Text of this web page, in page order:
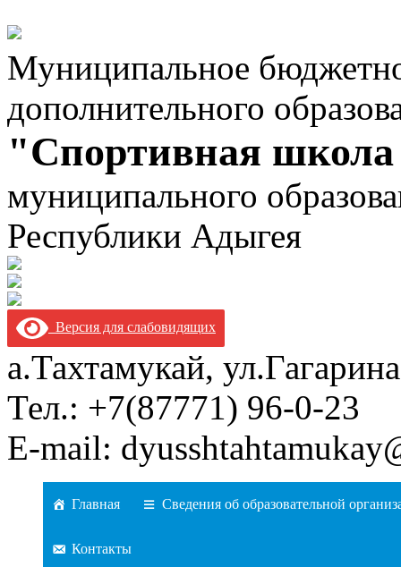
Муниципальное
дополнительного
"Спортивная
муниципального
Республики Адыгея
Версия для слабовидящих
а.Тахтамукай,
Тел.: +7(87771) 96-0-23
E-mail:
Главная Сведения об образовательной
Контакты